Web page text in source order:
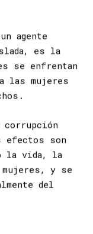
la
agente
es la
se enfrentan
las mujeres
corrupción
son
la vida, la
y se
del